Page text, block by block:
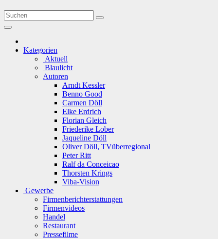
Kategorien
Aktuell
Blaulicht
Autoren
Arndt Kessler
Benno Good
Carmen Döll
Elke Erdrich
Florian Gleich
Friederike Lober
Jaqueline Döll
Oliver Döll, TVüberregional
Peter Ritt
Ralf da Conceicao
Thorsten Krings
Viba-Vision
Gewerbe
Firmenberichterstattungen
Firmenvideos
Handel
Restaurant
Pressefilme